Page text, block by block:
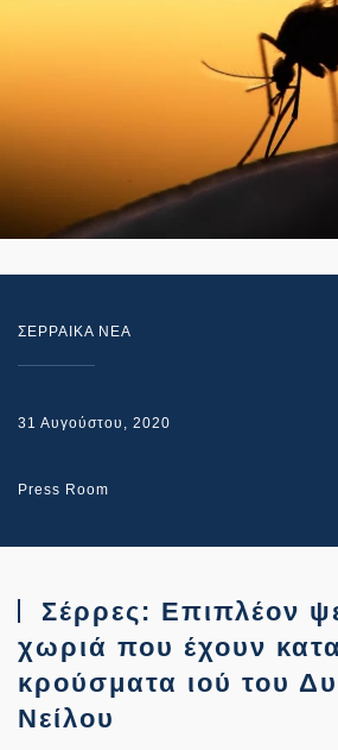
ΣΕΡΡΑΙΚΑ ΝΕΑ
31 Αυγούστου, 2020
Press Room
Σέρρες: Επιπλέον
χωριά που έχουν
κρούσματα ιού του
Νείλου